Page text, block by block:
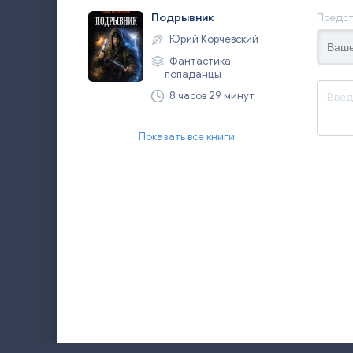
Подрывник
Юрий Корчевский
Фантастика,
попаданцы
8 часов 29 минут
Показать все книги